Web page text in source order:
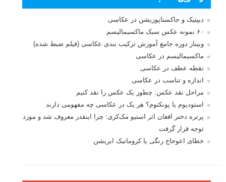
بخش های تازه لنزک
پروژه های عکاسی
مصاحبه با عکاسان
مسابقه عکاسی
عکس‌کاوی
نگاه عکاس